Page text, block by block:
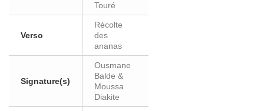
Touré
Verso
Récolte
des
ananas
Signature(s)
Ousmane
Balde &
Moussa
Diakite